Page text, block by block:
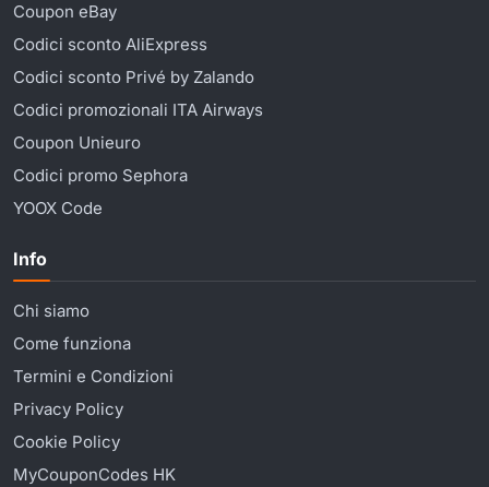
Coupon eBay
Codici sconto AliExpress
Codici sconto Privé by Zalando
Codici promozionali ITA Airways
Coupon Unieuro
Codici promo Sephora
YOOX Code
Info
Chi siamo
Come funziona
Termini e Condizioni
Privacy Policy
Cookie Policy
MyCouponCodes HK